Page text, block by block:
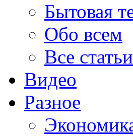
Бытовая
Обо всем
Все статьи
Видео
Разное